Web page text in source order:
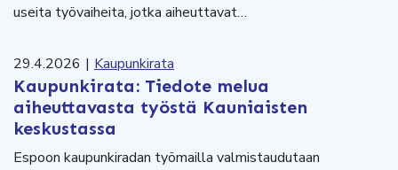
useita työvaiheita, jotka aiheuttavat…
29.4.2026 | Kaupunkirata
Kaupunkirata: Tiedote melua
aiheuttavasta työstä Kauniaisten
keskustassa
Espoon kaupunkiradan työmailla valmistaudutaan